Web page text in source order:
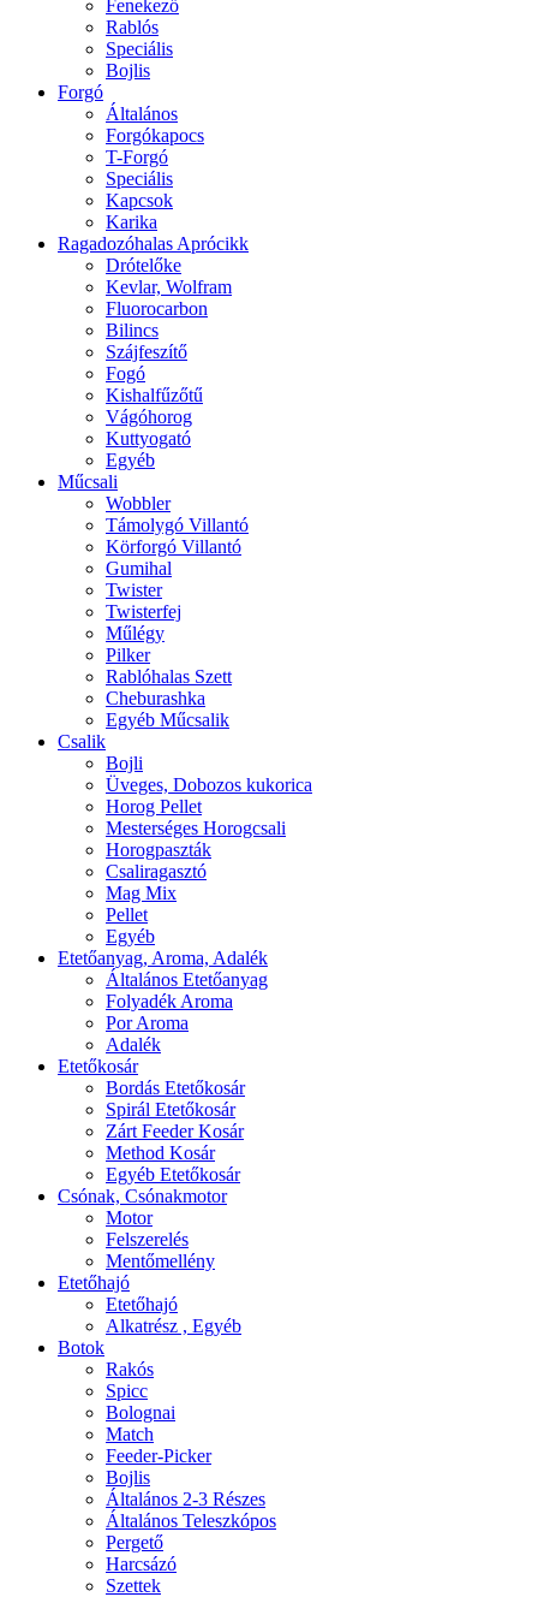
Fenekező
Rablós
Speciális
Bojlis
Forgó
Általános
Forgókapocs
T-Forgó
Speciális
Kapcsok
Karika
Ragadozóhalas Aprócikk
Drótelőke
Kevlar, Wolfram
Fluorocarbon
Bilincs
Szájfeszítő
Fogó
Kishalfűzőtű
Vágóhorog
Kuttyogató
Egyéb
Műcsali
Wobbler
Támolygó Villantó
Körforgó Villantó
Gumihal
Twister
Twisterfej
Műlégy
Pilker
Rablóhalas Szett
Cheburashka
Egyéb Műcsalik
Csalik
Bojli
Üveges, Dobozos kukorica
Horog Pellet
Mesterséges Horogcsali
Horogpaszták
Csaliragasztó
Mag Mix
Pellet
Egyéb
Etetőanyag, Aroma, Adalék
Általános Etetőanyag
Folyadék Aroma
Por Aroma
Adalék
Etetőkosár
Bordás Etetőkosár
Spirál Etetőkosár
Zárt Feeder Kosár
Method Kosár
Egyéb Etetőkosár
Csónak, Csónakmotor
Motor
Felszerelés
Mentőmellény
Etetőhajó
Etetőhajó
Alkatrész , Egyéb
Botok
Rakós
Spicc
Bolognai
Match
Feeder-Picker
Bojlis
Általános 2-3 Részes
Általános Teleszkópos
Pergető
Harcsázó
Szettek